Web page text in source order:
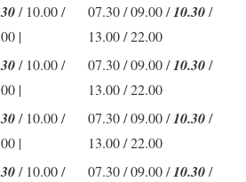
/ 10.00/
|
07.30 /09.00/10.30/
13.00/ 22.00
/ 10.00/
|
07.30 /09.00/10.30/
13.00/ 22.00
/ 10.00/
|
07.30 /09.00/10.30/
13.00/ 22.00
/ 10.00/
07.30 /09.00/10.30/